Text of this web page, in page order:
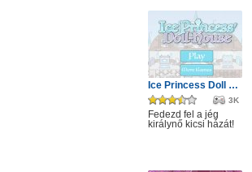
Ice Princess Doll House
3K
Fedezd fel a jég
királynő kicsi házát!